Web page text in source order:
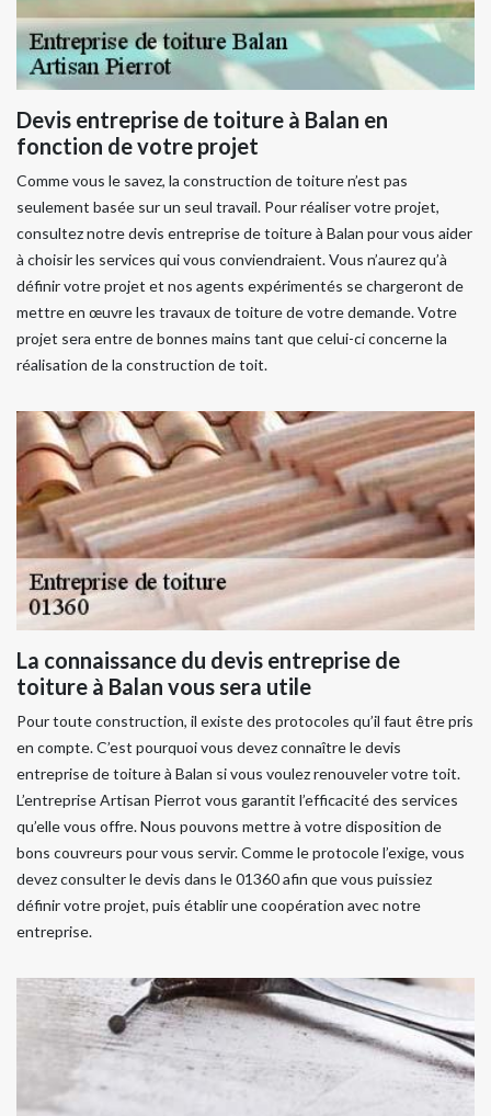
Devis entreprise de toiture à Balan en
fonction de votre projet
Comme vous le savez, la construction de toiture n’est pas
seulement basée sur un seul travail. Pour réaliser votre projet,
consultez notre devis entreprise de toiture à Balan pour vous aider
à choisir les services qui vous conviendraient. Vous n’aurez qu’à
définir votre projet et nos agents expérimentés se chargeront de
mettre en œuvre les travaux de toiture de votre demande. Votre
projet sera entre de bonnes mains tant que celui-ci concerne la
réalisation de la construction de toit.
La connaissance du devis entreprise de
toiture à Balan vous sera utile
Pour toute construction, il existe des protocoles qu’il faut être pris
en compte. C’est pourquoi vous devez connaître le devis
entreprise de toiture à Balan si vous voulez renouveler votre toit.
L’entreprise Artisan Pierrot vous garantit l’efficacité des services
qu’elle vous offre. Nous pouvons mettre à votre disposition de
bons couvreurs pour vous servir. Comme le protocole l’exige, vous
devez consulter le devis dans le 01360 afin que vous puissiez
définir votre projet, puis établir une coopération avec notre
entreprise.